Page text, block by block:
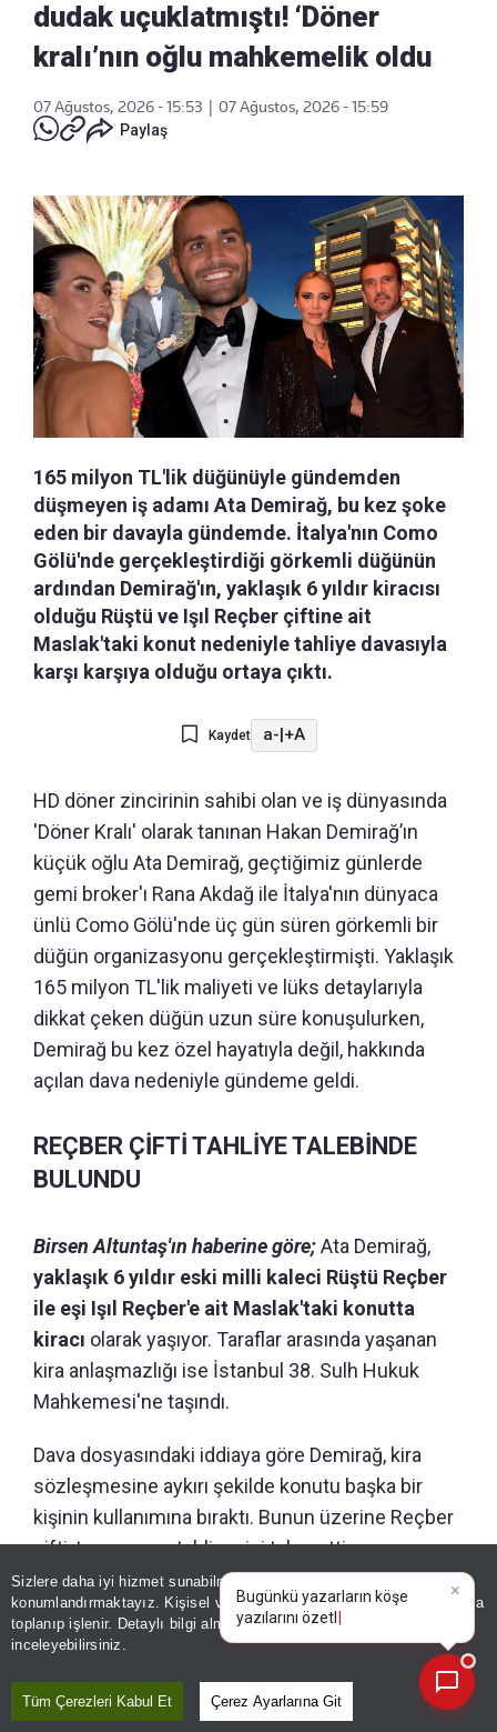
Sizlere daha iyi hizmet sunabilmek adına sitemizde
konumlandırmaktayız. Kişisel verileriniz, KVKK ve GDPR kapsamında
toplanıp işlenir. Detaylı bilgi almak içinAydınlatma Metnimizi
inceleyebilirsiniz.
Tüm Çerezleri Kabul Et Çerez Ayarlarına Git
dudak uçuklatmıştı! ‘Döner
kralı’nın oğlu mahkemelik oldu
07 Ağustos, 2026 - 15:53
07 Ağustos, 2026 - 15:59
Paylaş
165 milyon TL'lik düğünüyle gündemden
düşmeyen iş adamı Ata Demirağ, bu kez şoke
eden bir davayla gündemde. İtalya'nın Como
Gölü'nde gerçekleştirdiği görkemli düğünün
ardından Demirağ'ın, yaklaşık 6 yıldır kiracısı
olduğu Rüştü ve Işıl Reçber çiftine ait
Maslak'taki konut nedeniyle tahliye davasıyla
karşı karşıya olduğu ortaya çıktı.
Kaydet a- +A
HD döner zincirinin sahibi olan ve iş dünyasında
'Döner Kralı' olarak tanınan Hakan Demirağ’ın
küçük oğlu Ata Demirağ, geçtiğimiz günlerde
gemi broker'ı Rana Akdağ ile İtalya'nın dünyaca
ünlü Como Gölü'nde üç gün süren görkemli bir
düğün organizasyonu gerçekleştirmişti. Yaklaşık
165 milyon TL'lik maliyeti ve lüks detaylarıyla
dikkat çeken düğün uzun süre konuşulurken,
Demirağ bu kez özel hayatıyla değil, hakkında
açılan dava nedeniyle gündeme geldi.
REÇBER ÇİFTİ TAHLİYE TALEBİNDE
BULUNDU
Birsen Altuntaş'ın haberine göre;Ata Demirağ,
yaklaşık 6 yıldır eski milli kaleci Rüştü Reçber
ile eşi Işıl Reçber'e ait Maslak'taki konutta
kiracı olarak yaşıyor. Taraflar arasında yaşanan
kira anlaşmazlığı ise İstanbul 38. Sulh Hukuk
Mahkemesi'ne taşındı.
Dava dosyasındaki iddiaya göre Demirağ, kira
sözleşmesine aykırı şekilde konutu başka bir
kişinin kullanımına bıraktı. Bunun üzerine Reçber
çifti, taşınmazın tahliyesini talep etti.
×
Bugünkü yazarların köşe
yazılarını özetleyin!